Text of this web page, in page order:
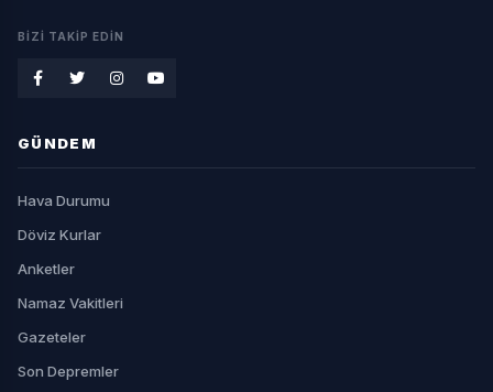
BIZI TAKIP EDIN
GÜNDEM
Hava Durumu
Döviz Kurlar
Anketler
Namaz Vakitleri
Gazeteler
Son Depremler